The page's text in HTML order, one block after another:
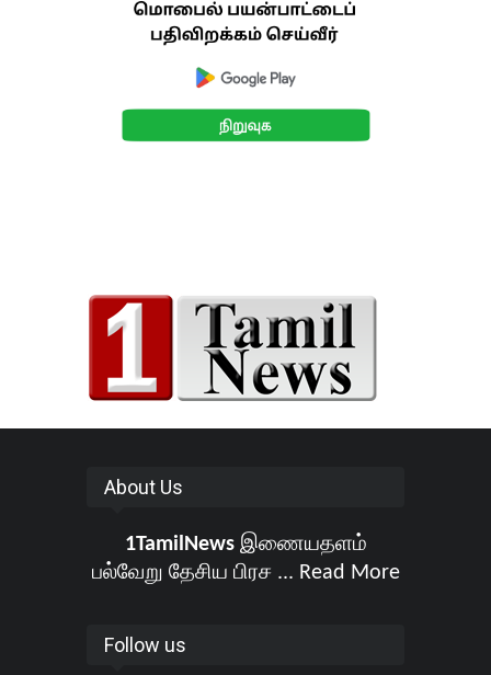
About Us
1TamilNewsஇணையதளம்
பல்வேறு தேசிய பிரச ... Read More
Follow us